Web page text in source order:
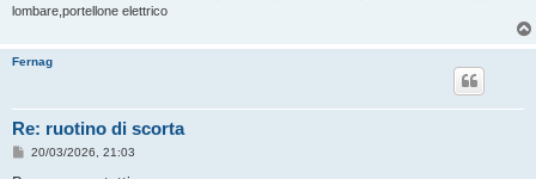
lombare,portellone elettrico
Fernag
Re: ruotino di scorta
M20/03/2026, 21:03